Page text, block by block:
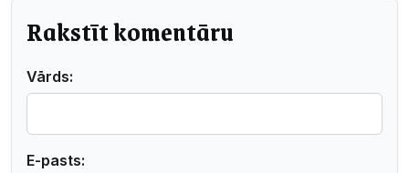
Rakstīt komentāru
Vārds:
E-pasts: